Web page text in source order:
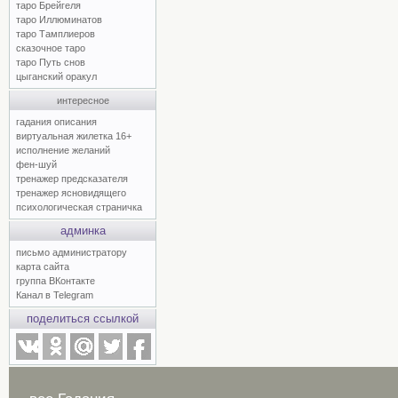
таро Брейгеля
таро Иллюминатов
таро Тамплиеров
сказочное таро
таро Путь снов
цыганский оракул
интересное
гадания описания
виртуальная жилетка 16+
исполнение желаний
фен-шуй
тренажер предсказателя
тренажер ясновидящего
психологическая страничка
админка
письмо администратору
карта сайта
группа ВКонтакте
Канал в Telegram
поделиться ссылкой